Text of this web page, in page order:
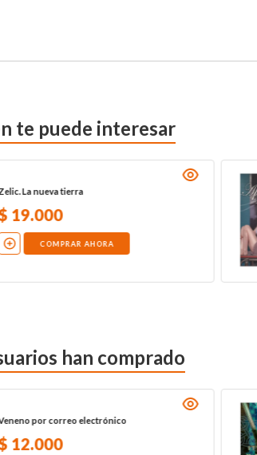
te puede interesar
La nueva tierra
19.000
COMPRAR AHORA
han comprado
por correo electrónico
12.000